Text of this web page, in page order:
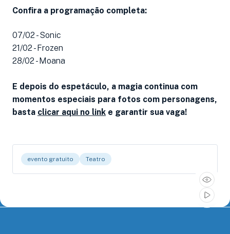
Confira a programação completa:
07/02 - Sonic
21/02 - Frozen
28/02 - Moana
E depois do espetáculo, a magia continua com
momentos especiais para fotos com personagens,
basta clicar aqui no link e garantir sua vaga!
evento gratuito Teatro